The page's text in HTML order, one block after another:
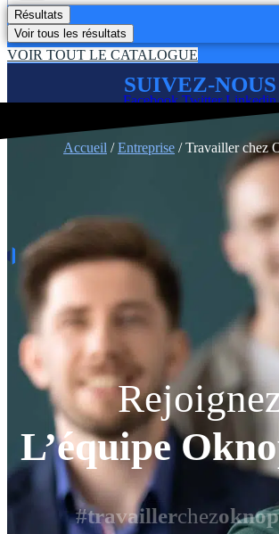
Résultats
Voir tous les résultats
VOIR TOUT LE CATALOGUE
SUIVEZ-NOUS
Facebook Twitter Linkedin
Accueil /Entreprise / Travailler chez
L’équipe
#travaillerchez